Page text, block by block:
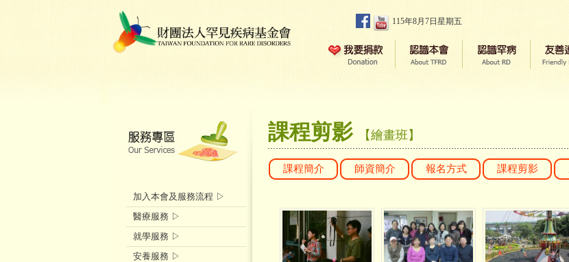
115年8月7日星期五
課程剪影 【繪畫班】
課程簡介 師資簡介 報名方式 課程剪影
加入本會及服務流程 ▷
醫療服務 ▷
就學服務 ▷
安養服務 ▷